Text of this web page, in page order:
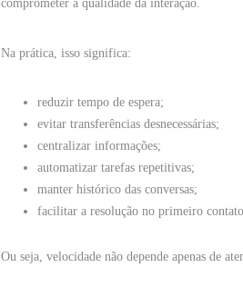
comprometer a qualidade da interação.
Na prática, isso significa:
reduzir tempo de espera;
evitar transferências desnecessárias;
centralizar informações;
automatizar tarefas repetitivas;
manter histórico das conversas;
facilitar a resolução no primeiro
Ou seja, velocidade não depende apenas de